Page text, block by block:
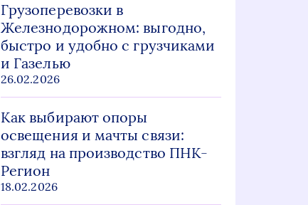
Грузоперевозки в
Железнодорожном: выгодно,
быстро и удобно с грузчиками
и Газелью
26.02.2026
Как выбирают опоры
освещения и мачты связи:
взгляд на производство ПНК-
Регион
18.02.2026